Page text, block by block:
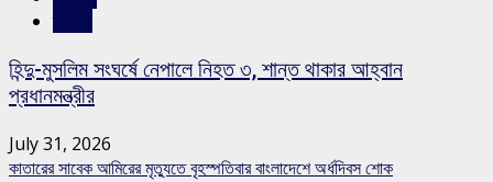
হিন্দু-মুসলিম সংঘর্ষে নেপালে নিহত ৩, শান্ত থাকার আহ্বান
প্রধানমন্ত্রীর
July 31, 2026
কাতারের সাবেক আমিরের মৃত্যুতে বৃহস্পতিবার বাংলাদেশে অর্ধদিবস শোক